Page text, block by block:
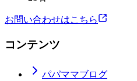
お問い合わせはこちら
コンテンツ
パパママブログ